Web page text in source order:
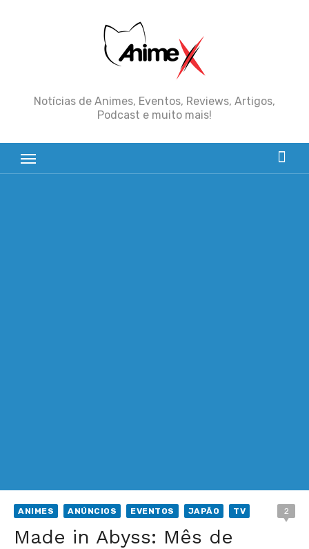
Notícias de Animes, Eventos, Reviews, Artigos,
Podcast e muito mais!
ANIMES ANÚNCIOS EVENTOS JAPÃO TV 2
Made in Abyss: Mês de